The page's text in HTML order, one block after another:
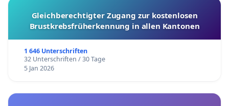
Gleichberechtigter Zugang zur kostenlosen
Brustkrebsfrüherkennung in allen Kantonen
1 646 Unterschriften
32 Unterschriften / 30 Tage
5 Jan 2026